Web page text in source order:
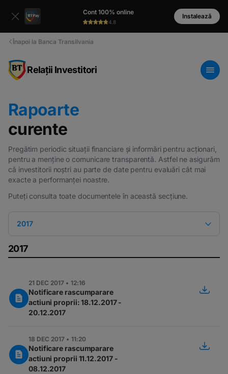
Cont 100% online
4.8
Instalează
Înapoi la Banca Transilvania
Relații Investitori
Rapoarte
curente
Pregătim periodic situații financiare și informări pentru acționari,
pentru a menține o comunicare transparentă. Astfel ne asigurăm
că investitorii noștri au parte de date pentru evaluări cât mai
exacte a performanței noastre.
Puteți consulta toate documentele în această secțiune.
2017
2017
21 DEC 2017 • 12:16
Notificare rascumparare
actiuni proprii: 18.12.2017 -
20.12.2017
18 DEC 2017 • 11:20
Notificare rascumparare
actiuni proprii 11.12.2017 -
08.12.2017